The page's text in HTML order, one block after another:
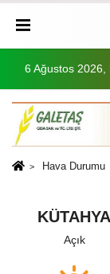
6 Ağustos 2026,
Hava Durumu
KÜTAHYA
Açık